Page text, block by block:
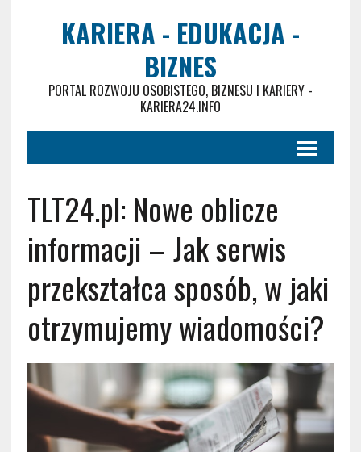
KARIERA - EDUKACJA -
BIZNES
PORTAL ROZWOJU OSOBISTEGO, BIZNESU I KARIERY -
KARIERA24.INFO
TLT24.pl: Nowe oblicze
informacji – Jak serwis
przekształca sposób, w jaki
otrzymujemy wiadomości?